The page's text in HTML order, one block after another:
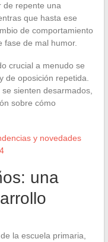
de repente una
que hasta ese
de comportamiento
fase de mal humor.
crucial a menudo se
de oposición repetida.
sienten desarmados,
sobre cómo
y novedades
una
la escuela primaria,